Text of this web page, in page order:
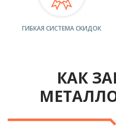
ГИБКАЯ СИСТЕМА СКИДОК
КАК